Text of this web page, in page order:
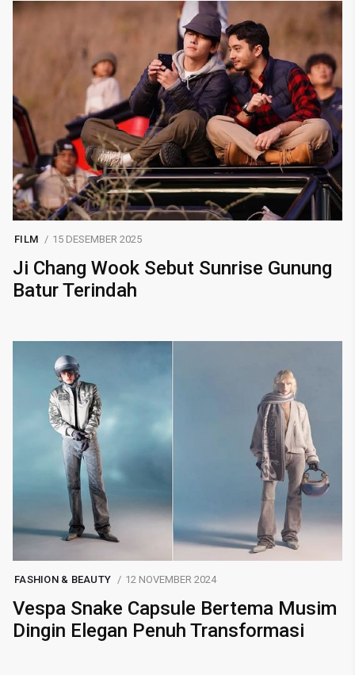
FILM 15 DESEMBER 2025
Ji Chang Wook Sebut Sunrise Gunung
Batur Terindah
FASHION & BEAUTY 12 NOVEMBER 2024
Vespa Snake Capsule Bertema Musim
Dingin Elegan Penuh Transformasi